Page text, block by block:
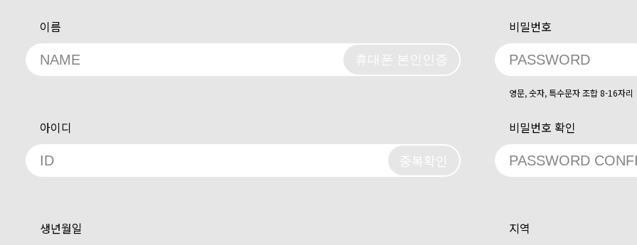
이름
휴대폰 본인인증
아이디
중복확인
생년월일
비밀번호
영문, 숫자, 특수문자 조합 8-16자리
비밀번호 확인
지역